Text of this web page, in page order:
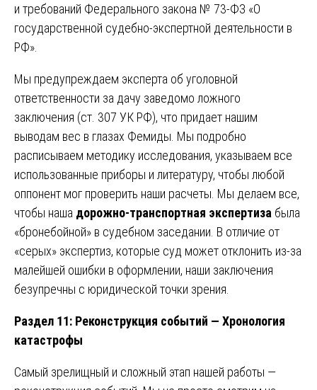
и требований Федерального закона № 73-ФЗ «О
государственной судебно-экспертной деятельности в
РФ».
Мы предупреждаем эксперта об уголовной
ответственности за дачу заведомо ложного
заключения (ст. 307 УК РФ), что придает нашим
выводам вес в глазах Фемиды. Мы подробно
расписываем методику исследования, указываем все
использованные приборы и литературу, чтобы любой
оппонент мог проверить наши расчеты. Мы делаем все,
чтобы наша дорожно-транспортная экспертиза была
«бронебойной» в судебном заседании. В отличие от
«серых» экспертиз, которые суд может отклонить из-за
малейшей ошибки в оформлении, наши заключения
безупречны с юридической точки зрения.
Раздел 11: Реконструкция событий — Хронология
катастрофы
Самый зрелищный и сложный этап нашей работы —